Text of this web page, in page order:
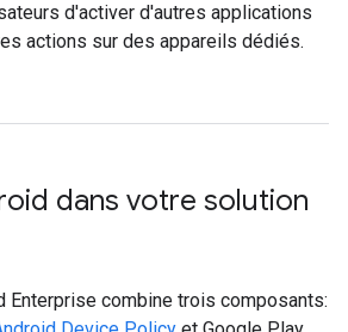
d'activer d'autres applications
actions sur des appareils dédiés.
dans votre solution
Enterprise combine trois composants: